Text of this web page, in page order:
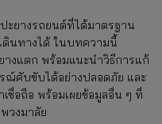
างรถยนต์ที่ได้มาตรฐาน
ดินทางได้ ในบทความนี้
างแตก พร้อมแนะนำวิธีการแก้
คับขับได้อย่างปลอดภัย และ
ชื่อถือ พร้อมเผยข้อมูลอื่น ๆ ที่
วงมาลัย